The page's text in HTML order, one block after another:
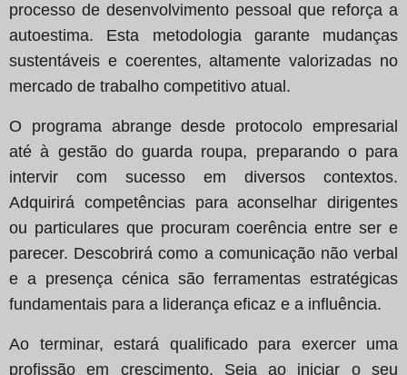
processo de desenvolvimento pessoal que reforça a
autoestima. Esta metodologia garante mudanças
sustentáveis e coerentes, altamente valorizadas no
mercado de trabalho competitivo atual.
O programa abrange desde protocolo empresarial
até à gestão do guarda roupa, preparando o para
intervir com sucesso em diversos contextos.
Adquirirá competências para aconselhar dirigentes
ou particulares que procuram coerência entre ser e
parecer. Descobrirá como a comunicação não verbal
e a presença cénica são ferramentas estratégicas
fundamentais para a liderança eficaz e a influência.
Ao terminar, estará qualificado para exercer uma
profissão em crescimento. Seja ao iniciar o seu